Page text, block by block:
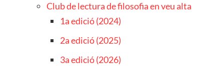
Club de lectura de filosofia en veu alta
1a edició (2024)
2a edició (2025)
3a edició (2026)